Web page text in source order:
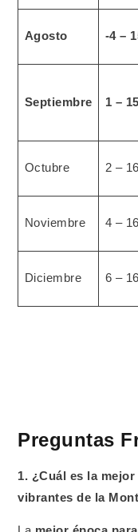
Agosto -4 –
Septiembre 1 – 15
Octubre 2 – 16
Noviembre 4 – 16
Diciembre 6 – 16
Preguntas
1. ¿Cuál es la
vibrantes de la